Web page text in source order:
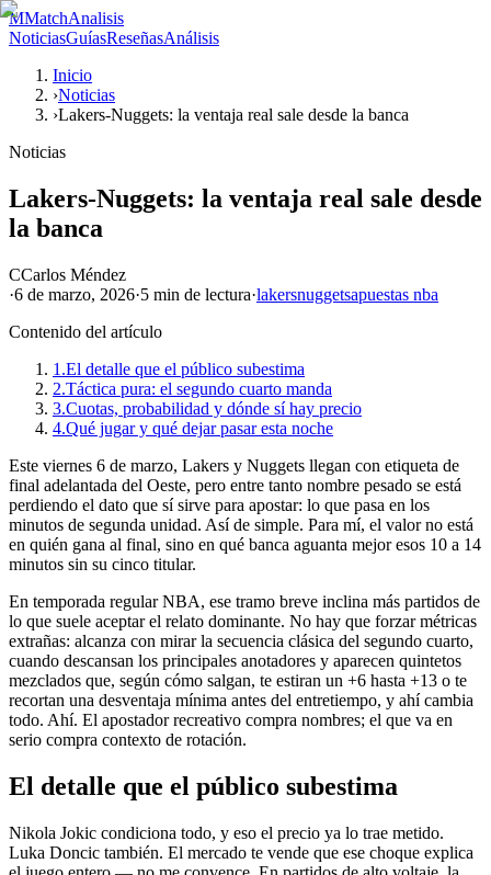
MMatchAnalisis
NoticiasGuíasReseñasAnálisis
Inicio
›Noticias
›Lakers-Nuggets: la ventaja real sale desde la banca
Noticias
Lakers-Nuggets: la ventaja real sale desde
la banca
CCarlos Méndez
·6 de marzo, 2026·5 min de lectura·lakersnuggetsapuestas nba
Contenido del artículo
1.El detalle que el público subestima
2.Táctica pura: el segundo cuarto manda
3.Cuotas, probabilidad y dónde sí hay precio
4.Qué jugar y qué dejar pasar esta noche
Este viernes 6 de marzo, Lakers y Nuggets llegan con etiqueta de
final adelantada del Oeste, pero entre tanto nombre pesado se está
perdiendo el dato que sí sirve para apostar: lo que pasa en los
minutos de segunda unidad. Así de simple. Para mí, el valor no está
en quién gana al final, sino en qué banca aguanta mejor esos 10 a 14
minutos sin su cinco titular.
En temporada regular NBA, ese tramo breve inclina más partidos de
lo que suele aceptar el relato dominante. No hay que forzar métricas
extrañas: alcanza con mirar la secuencia clásica del segundo cuarto,
cuando descansan los principales anotadores y aparecen quintetos
mezclados que, según cómo salgan, te estiran un +6 hasta +13 o te
recortan una desventaja mínima antes del entretiempo, y ahí cambia
todo. Ahí. El apostador recreativo compra nombres; el que va en
serio compra contexto de rotación.
El detalle que el público subestima
Nikola Jokic condiciona todo, y eso el precio ya lo trae metido.
Luka Doncic también. El mercado te vende que ese choque explica